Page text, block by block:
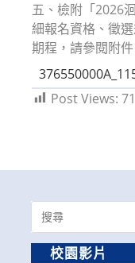
五、檢附「2026
細報名資格、徵
期程，請參閱附件
Post Views: 71
Search
for:
校園影片